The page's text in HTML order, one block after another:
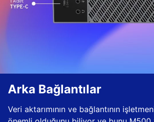
Arka Bağlantılar
Veri aktarımının ve bağlantının